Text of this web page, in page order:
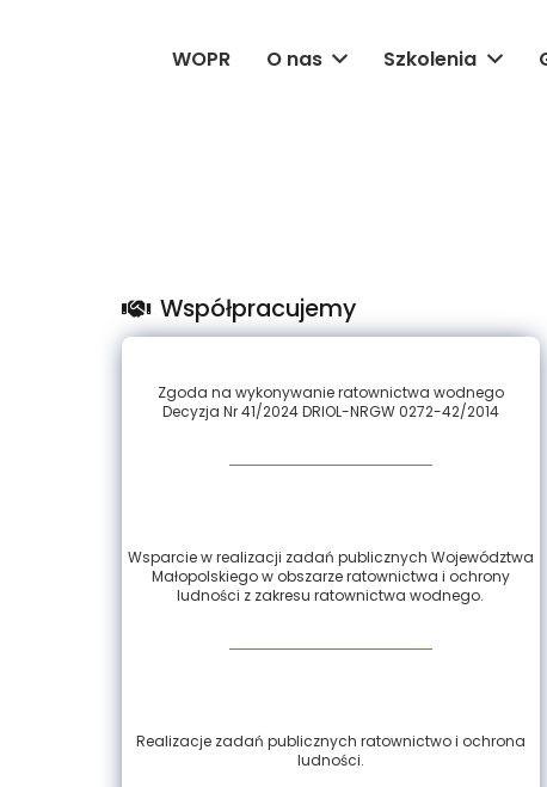
WOPR O nas Szkolenia
Współpracujemy
Zgoda na wykonywanie ratownictwa wodnego
Decyzja Nr 41/2024 DRIOL-NRGW 0272-42/2014
Wsparcie w realizacji zadań publicznych Województwa
Małopolskiego w obszarze ratownictwa i ochrony
ludności z zakresu ratownictwa wodnego.
Realizacje zadań publicznych ratownictwo i ochrona
ludności.